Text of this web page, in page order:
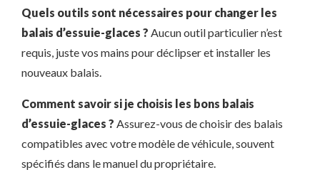
Quels outils sont nécessaires pour changer les
balais d’essuie-glaces ? Aucun outil particulier n’est
requis, juste vos mains pour déclipser et installer les
nouveaux balais.
Comment savoir si je choisis les bons balais
d’essuie-glaces ? Assurez-vous de choisir des balais
compatibles avec votre modèle de véhicule, souvent
spécifiés dans le manuel du propriétaire.